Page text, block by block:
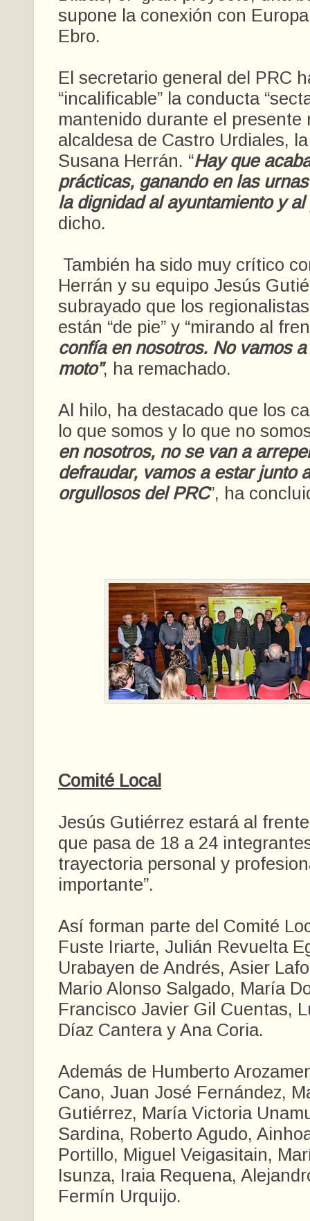
supone la conexión con
Ebro.
El secretario general del PRC
“incalificable” la conducta
mantenido durante el presente
alcaldesa de Castro Urdiales,
Susana Herrán. “Hay que
prácticas, ganando en las
la dignidad al ayuntamiento y al
dicho.
También ha sido muy crítico
Herrán y su equipo Jesús
subrayado que los
están “de pie” y “mirando al
confía en nosotros. No vamos
moto”, ha remachado.
Al hilo, ha destacado que los
lo que somos y lo que no
en nosotros, no se van a
defraudar, vamos a estar junto
orgullosos del PRC”, ha
Comité Local
Jesús Gutiérrez estará al
que pasa de 18 a 24
trayectoria personal y
importante”.
Así forman parte del Comité
Fuste Iriarte, Julián Revuelta
Urabayen de Andrés, Asier
Mario Alonso Salgado, María
Francisco Javier Gil Cuentas,
Díaz Cantera y Ana Coria.
Además de Humberto
Cano, Juan José Fernández,
Gutiérrez, María Victoria
Sardina, Roberto Agudo,
Portillo, Miguel Veigasitain,
Isunza, Iraia Requena,
Fermín Urquijo.